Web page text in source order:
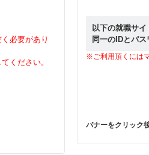
以下の就職サイ
同一のIDとパ
※ご利用頂くには
バナーをクリック
必要があり
ください。